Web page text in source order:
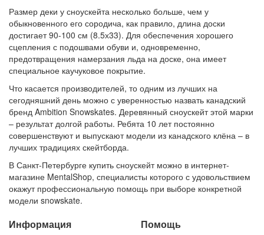
Размер деки у сноускейта несколько больше, чем у
обыкновенного его сородича, как правило, длина доски
достигает 90-100 см (8.5х33). Для обеспечения хорошего
сцепления с подошвами обуви и, одновременно,
предотвращения намерзания льда на доске, она имеет
специальное каучуковое покрытие.
Что касается производителей, то одним из лучших на
сегодняшний день можно с уверенностью назвать канадский
бренд Ambition Snowskates. Деревянный сноускейт этой марки
– результат долгой работы. Ребята 10 лет постоянно
совершенствуют и выпускают модели из канадского клёна – в
лучших традициях скейтборда.
В Санкт-Петербурге купить сноускейт можно в интернет-
магазине MentalShop, специалисты которого с удовольствием
окажут профессиональную помощь при выборе конкретной
модели snowskate.
Информация Помощь